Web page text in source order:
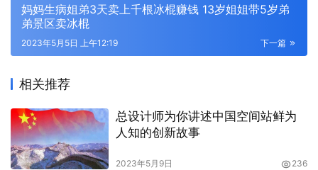
妈妈生病姐弟3天卖上千根冰棍赚钱 13岁姐姐带5岁弟
弟景区卖冰棍
下一篇
2023年5月5日 上午12:19
相关推荐
总设计师为你讲述中国空间站鲜为
人知的创新故事
2023年5月9日 236